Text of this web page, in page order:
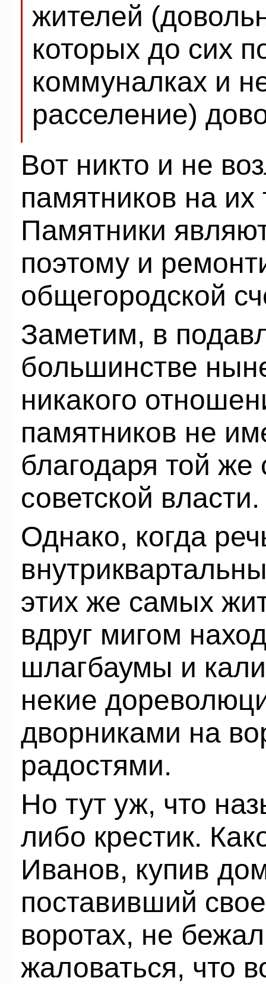
жителей
которых до сих
коммуналках и
расселение)
Вот никто и не
памятников на
Памятники
поэтому и
общегородской
Заметим, в
большинстве
никакого
памятников не
благодаря той
советской власти.
Однако, когда
этих же самых
вдруг мигом
шлагбаумы и
некие
дворниками на
радостями.
Но тут уж, что
либо крестик.
Иванов, купив
поставивший
воротах, не
жаловаться, что